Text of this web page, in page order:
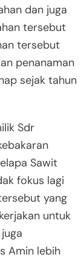
dan juga
tersebut
tersebut
penanaman
sejak tahun
Sdr
Sawit
fokus lagi
yang
untuk
Amin lebih